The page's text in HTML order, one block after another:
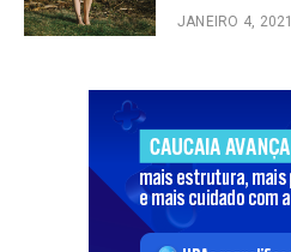
JANEIRO 4, 2021